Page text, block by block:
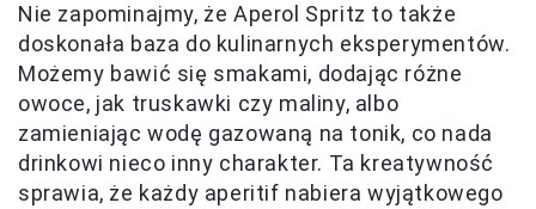
Nie zapominajmy, że Aperol Spritz to także
doskonała baza do kulinarnych eksperymentów.
Możemy bawić się smakami, dodając różne
owoce, jak truskawki czy maliny, albo
zamieniając wodę gazowaną na tonik, co nada
drinkowi nieco inny charakter. Ta kreatywność
sprawia, że każdy aperitif nabiera wyjątkowego